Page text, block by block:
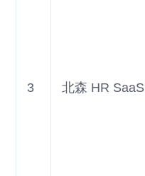
3 北森 HR SaaS